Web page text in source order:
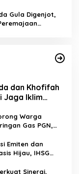
Gula Digenjot,
dan Khofifah
Jaga Iklim
Warga
Gas PGN,
Emiten dan
Hijau, IHSG
Sinergi,